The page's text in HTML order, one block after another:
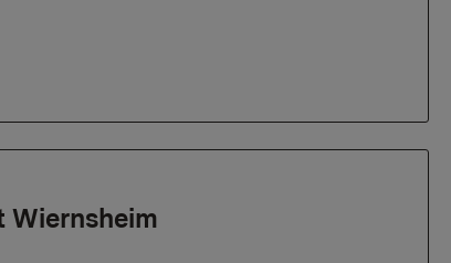
Wiernsheim